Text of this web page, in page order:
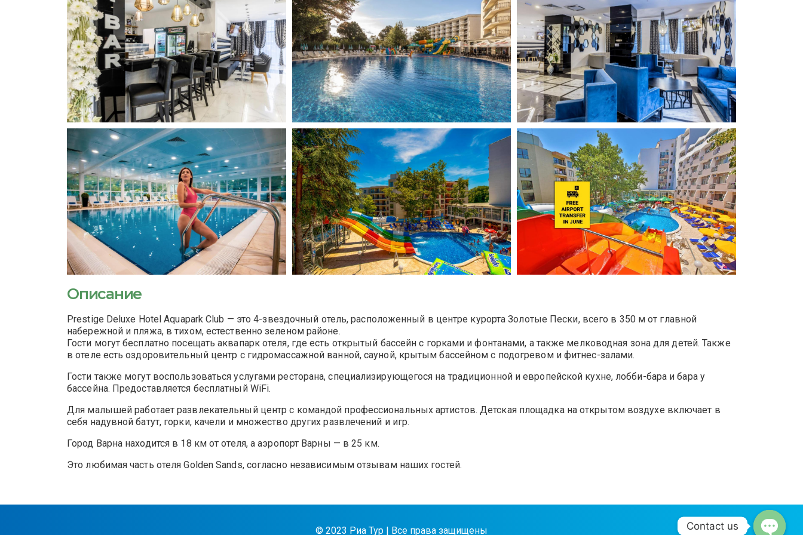
Кипр
Испания
Описание
Prestige Deluxe Hotel Aquapark Club — это 4-звездочный отель, расположенный в центре курорта Золотые Пески, всего в 350 м от главной
набережной и пляжа, в тихом, естественно зеленом районе.
Гости могут бесплатно посещать аквапарк отеля, где есть открытый бассейн с горками и фонтанами, а также мелководная зона для детей. Также
в отеле есть оздоровительный центр с гидромассажной ванной, сауной, крытым бассейном с подогревом и фитнес-залами.
Гости также могут воспользоваться услугами ресторана, специализирующегося на традиционной и европейской кухне, лобби-бара и бара у
бассейна. Предоставляется бесплатный WiFi.
Для малышей работает развлекательный центр с командой профессиональных артистов. Детская площадка на открытом воздухе включает в
себя надувной батут, горки, качели и множество других развлечений и игр.
Город Варна находится в 18 км от отеля, а аэропорт Варны — в 25 км.
Это любимая часть отеля Golden Sands, согласно независимым отзывам наших гостей.
© 2023 Риа Тур | Все права защищены Contact us